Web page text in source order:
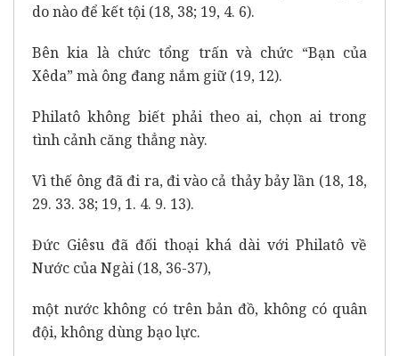
do nào để kết tội (18, 38; 19, 4. 6).
Bên kia là chức tổng trấn và chức “Bạn của
Xêda” mà ông đang nắm giữ (19, 12).
Philatô không biết phải theo ai, chọn ai trong
tình cảnh căng thẳng này.
Vì thế ông đã đi ra, đi vào cả thảy bảy lần (18, 18,
29. 33. 38; 19, 1. 4. 9. 13).
Đức Giêsu đã đối thoại khá dài với Philatô về
Nước của Ngài (18, 36-37),
một nước không có trên bản đồ, không có quân
đội, không dùng bạo lực.